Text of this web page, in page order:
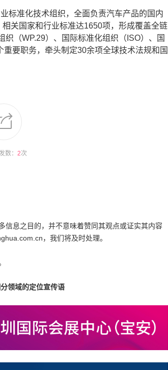
准化技术组织，全面负责汽车产品的国内
关国家和行业标准达1650项，形成覆盖全链
（WP.29）、国际标准化组织（ISO）、国
要职务，牵头制定30余项全球技术法规和国
数： 2次
信息之目的，并不意味着赞同其观点或证实其内容
，我们将及时处理。
领域的定位宣传语